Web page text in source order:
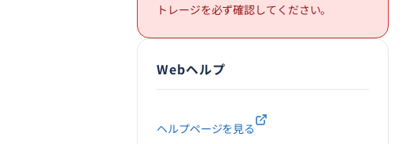
トレージを必ず確認してください。
Webヘルプ
ヘルプページを見る